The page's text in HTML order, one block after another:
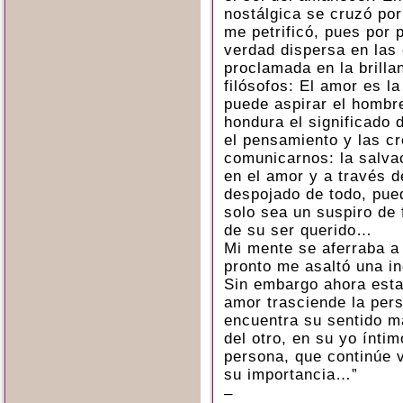
nostálgica se cruzó
me petrificó, pues por
verdad dispersa en
proclamada en la
filósofos: El amor es
puede aspirar el
hondura el significado
el pensamiento y las
comunicarnos: la
en el amor y a través
despojado de todo,
solo sea un suspiro
de su ser querido…
Mi mente se aferraba
pronto me asaltó una
Sin embargo ahora
amor trasciende la
encuentra su sentido
del otro, en su yo
persona, que continúe
su importancia…”
–